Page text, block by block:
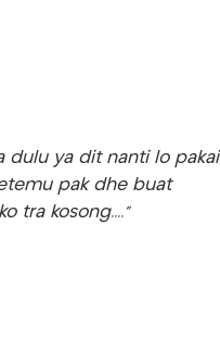
dulu ya dit nanti lo pakai
pak dhe buat
tra kosong....”